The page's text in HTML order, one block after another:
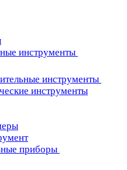
инструменты
инструменты
инструменты
приборы